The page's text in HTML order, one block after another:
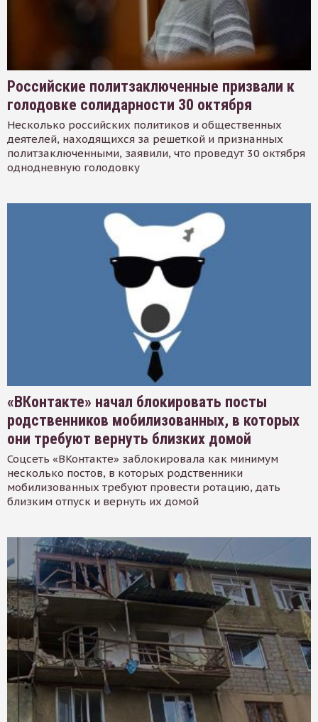
Российские политзаключенные призвали к
голодовке солидарности 30 октября
Несколько российских политиков и общественных
деятелей, находящихся за решеткой и признанных
политзаключенными, заявили, что проведут 30 октября
однодневную голодовку
«ВКонтакте» начал блокировать посты
родственников мобилизованных, в которых
они требуют вернуть близких домой
Соцсеть «ВКонтакте» заблокировала как минимум
несколько постов, в которых родственники
мобилизованных требуют провести ротацию, дать
близким отпуск и вернуть их домой